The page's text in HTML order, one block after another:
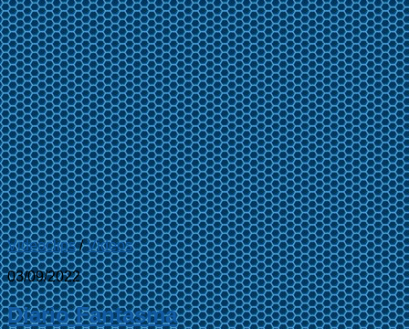
Videoclips/Videos
03/09/2022
Diario Fantasma